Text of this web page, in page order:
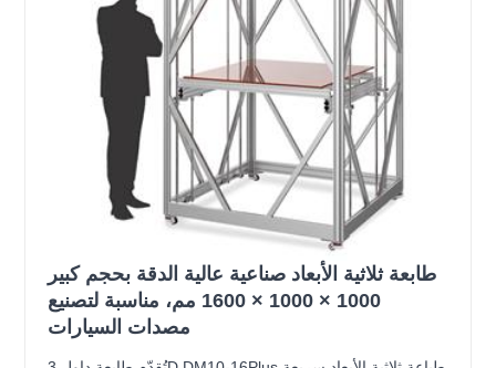
طابعة ثلاثية الأبعاد صناعية عالية الدقة بحجم كبير
1000 × 1000 × 1600 مم، مناسبة لتصنيع
مصدات السيارات